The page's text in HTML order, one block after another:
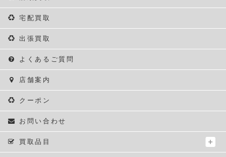
宅配買取
出張買取
よくあるご質問
店舗案内
クーポン
お問い合わせ
買取品目